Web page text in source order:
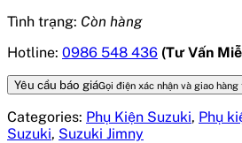
Tình trạng: Còn hàng
Hotline: 0986 548 436 (Tư Vấn
Yêu cầu báo giáGọi điện xác nhận và giao hàng
Categories: Phụ Kiện Suzuki, Phụ
Suzuki, Suzuki Jimny